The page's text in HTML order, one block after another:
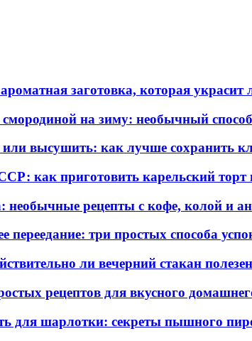
заготовка, которая украсит
на зиму: необычный
или высушить: как лучше сохранить
как приготовить карельский торт
необычные рецепты с кофе, колой и
переедание: три простых способа
ли вечерний стакан
рецептов для вкусного
для шарлотки: секреты пышного